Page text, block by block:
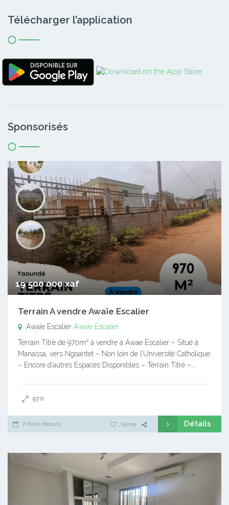
Télécharger l’application
Sponsorisés
19 500 000 xaf
Terrain A vendre Awaïe Escalier
Awaïe Escalier Awaïe Escalier
Terrain Titré de 970m² à vendre à Awae Escalier – Situé à
Manassa, vers Ngoantet – Non loin de l’Université Catholique
– Encore d’autres Espaces Disponibles – Terrain Titré –…
970
7 mois depuis J'aime Détails